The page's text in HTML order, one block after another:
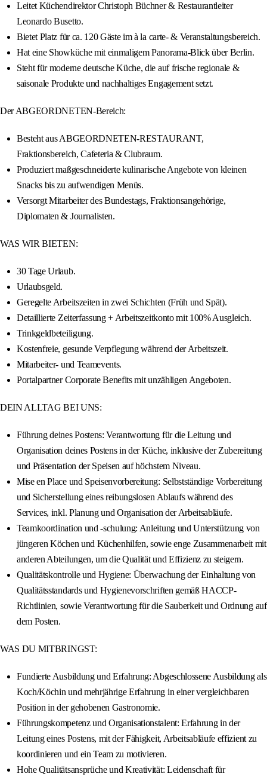
Leitet Küchendirektor Christoph Büchner & Restaurantleiter
Leonardo Busetto.
Bietet Platz für ca. 120 Gäste im à la carte- & Veranstaltungsbereich.
Hat eine Showküche mit einmaligem Panorama-Blick über Berlin.
Steht für moderne deutsche Küche, die auf frische regionale &
saisonale Produkte und nachhaltiges Engagement setzt.
Der ABGEORDNETEN-Bereich:
Besteht aus ABGEORDNETEN-RESTAURANT,
Fraktionsbereich, Cafeteria & Clubraum.
Produziert maßgeschneiderte kulinarische Angebote von kleinen
Snacks bis zu aufwendigen Menüs.
Versorgt Mitarbeiter des Bundestags, Fraktionsangehörige,
Diplomaten & Journalisten.
WAS WIR BIETEN:
30 Tage Urlaub.
Urlaubsgeld.
Geregelte Arbeitszeiten in zwei Schichten (Früh und Spät).
Detaillierte Zeiterfassung + Arbeitszeitkonto mit 100% Ausgleich.
Trinkgeldbeteiligung.
Kostenfreie, gesunde Verpflegung während der Arbeitszeit.
Mitarbeiter- und Teamevents.
Portalpartner Corporate Benefits mit unzähligen Angeboten.
DEIN ALLTAG BEI UNS:
Führung deines Postens: Verantwortung für die Leitung und
Organisation deines Postens in der Küche, inklusive der Zubereitung
und Präsentation der Speisen auf höchstem Niveau.
Mise en Place und Speisenvorbereitung: Selbstständige Vorbereitung
und Sicherstellung eines reibungslosen Ablaufs während des
Services, inkl. Planung und Organisation der Arbeitsabläufe.
Teamkoordination und -schulung: Anleitung und Unterstützung von
jüngeren Köchen und Küchenhilfen, sowie enge Zusammenarbeit mit
anderen Abteilungen, um die Qualität und Effizienz zu steigern.
Qualitätskontrolle und Hygiene: Überwachung der Einhaltung von
Qualitätsstandards und Hygienevorschriften gemäß HACCP-
Richtlinien, sowie Verantwortung für die Sauberkeit und Ordnung auf
dem Posten.
WAS DU MITBRINGST:
Fundierte Ausbildung und Erfahrung: Abgeschlossene Ausbildung als
Koch/Köchin und mehrjährige Erfahrung in einer vergleichbaren
Position in der gehobenen Gastronomie.
Führungskompetenz und Organisationstalent: Erfahrung in der
Leitung eines Postens, mit der Fähigkeit, Arbeitsabläufe effizient zu
koordinieren und ein Team zu motivieren.
Hohe Qualitätsansprüche und Kreativität: Leidenschaft für